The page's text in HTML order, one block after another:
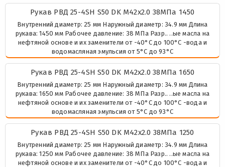
Рукав РВД 25-4SH S50 DK М42х2.0 38МПа 1450
Внутренний диаметр: 25 мм Наружный диаметр: 34.9 мм Длина
рукава: 1450 мм Рабочее давление: 38 МПа Разр.. ..ые масла на
нефтяной основе и их заменители от -40°C до 100°C -вода и
водомасляная эмульсия от 5°C до 93°C
Рукав РВД 25-4SH S50 DK М42х2.0 38МПа 1650
Внутренний диаметр: 25 мм Наружный диаметр: 34.9 мм Длина
рукава: 1650 мм Рабочее давление: 38 МПа Разр.. ..ые масла на
нефтяной основе и их заменители от -40°C до 100°C -вода и
водомасляная эмульсия от 5°C до 93°C
Рукав РВД 25-4SH S50 DK М42х2.0 38МПа 1250
Внутренний диаметр: 25 мм Наружный диаметр: 34.9 мм Длина
рукава: 1250 мм Рабочее давление: 38 МПа Разр.. ..ые масла на
нефтяной основе и их заменители от -40°C до 100°C -вода и